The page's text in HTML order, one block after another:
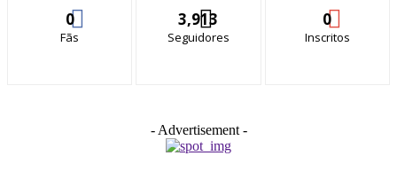
0
Fãs
3,913
Seguidores
0
Inscritos
- Advertisement -